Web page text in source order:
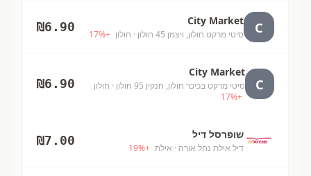
C
City Market
סיטי מרקט חולון, ויצמן 45 חולון · חולון +
17%
₪6.90
C
City Market
סיטי מרקט בכיכר חולון, חנקין 95 חולון
· חולון
+
17%
₪6.90
שופרסל דיל
דיל אילת נחל אורה · אילת +
19%
₪7.00